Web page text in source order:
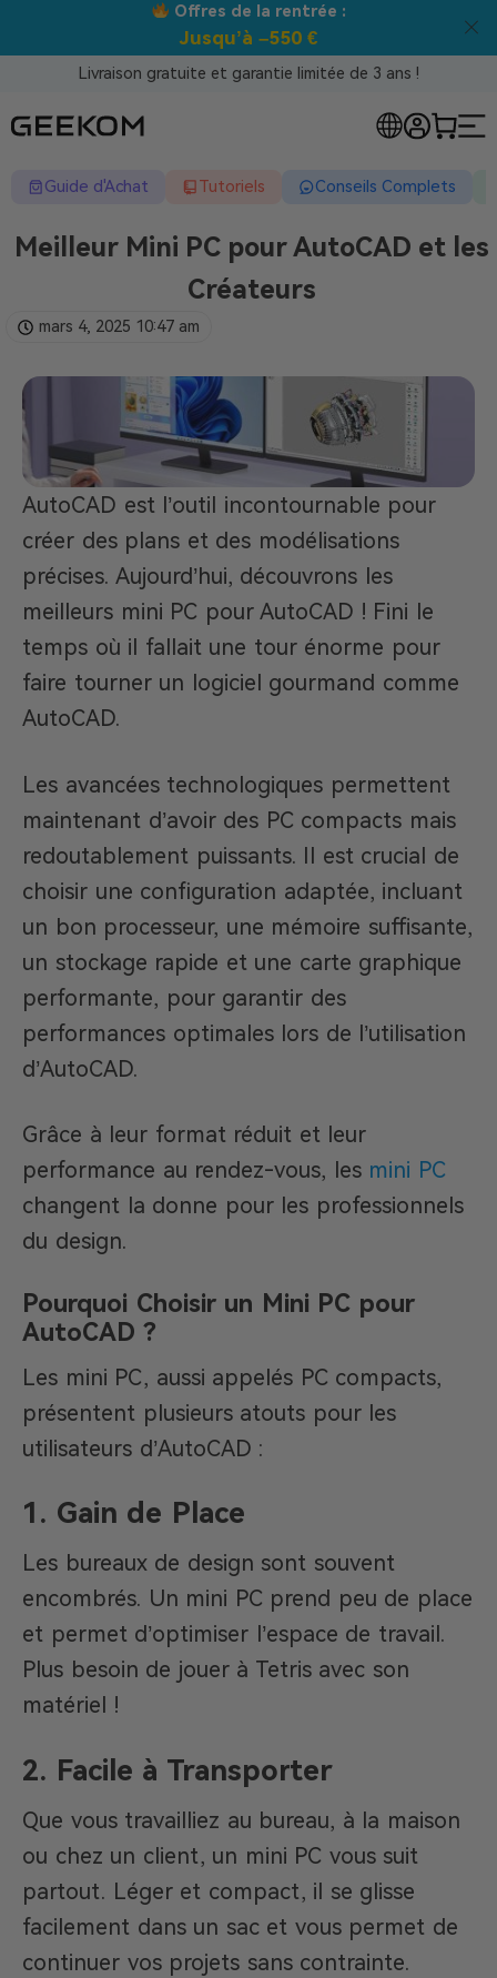
Offres de la rentrée :
Jusqu’à –550 €
Livraison gratuite et garantie limitée de 3 ans !
Guide d'Achat Tutoriels Conseils Complets
Meilleur Mini PC pour AutoCAD et les
Créateurs
mars 4, 2025 10:47 am
AutoCAD est l’outil incontournable pour
créer des plans et des modélisations
précises. Aujourd’hui, découvrons les
meilleurs mini PC pour AutoCAD ! Fini le
temps où il fallait une tour énorme pour
faire tourner un logiciel gourmand comme
AutoCAD.
Les avancées technologiques permettent
maintenant d’avoir des PC compacts mais
redoutablement puissants. Il est crucial de
choisir une configuration adaptée, incluant
un bon processeur, une mémoire suffisante,
un stockage rapide et une carte graphique
performante, pour garantir des
performances optimales lors de l’utilisation
d’AutoCAD.
Grâce à leur format réduit et leur
performance au rendez-vous, les mini PC
changent la donne pour les professionnels
du design.
Pourquoi Choisir un Mini PC pour
AutoCAD ?
Les mini PC, aussi appelés PC compacts,
présentent plusieurs atouts pour les
utilisateurs d’AutoCAD :
1. Gain de Place
Les bureaux de design sont souvent
encombrés. Un mini PC prend peu de place
et permet d’optimiser l’espace de travail.
Plus besoin de jouer à Tetris avec son
matériel !
2. Facile à Transporter
Que vous travailliez au bureau, à la maison
ou chez un client, un mini PC vous suit
partout. Léger et compact, il se glisse
facilement dans un sac et vous permet de
continuer vos projets sans contrainte.